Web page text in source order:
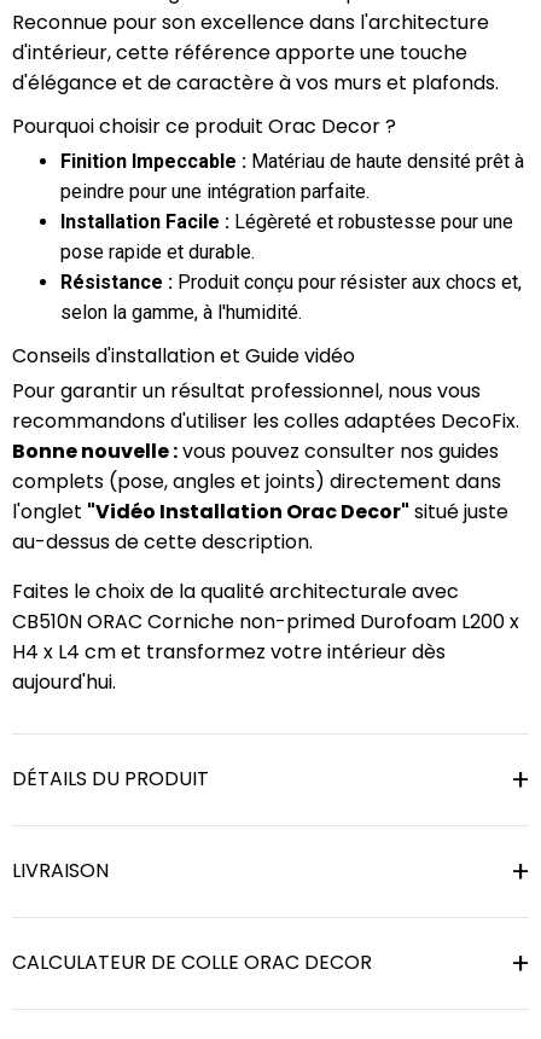
Reconnue pour son excellence dans l'architecture
d'intérieur, cette référence apporte une touche
d'élégance et de caractère à vos murs et plafonds.
Pourquoi choisir ce produit Orac Decor ?
Finition Impeccable : Matériau de haute densité prêt à
peindre pour une intégration parfaite.
Installation Facile : Légèreté et robustesse pour une
pose rapide et durable.
Résistance : Produit conçu pour résister aux chocs et,
selon la gamme, à l'humidité.
Conseils d'installation et Guide vidéo
Pour garantir un résultat professionnel, nous vous
recommandons d'utiliser les colles adaptées DecoFix.
Bonne nouvelle :vous pouvez consulter nos guides
complets (pose, angles et joints) directement dans
l'onglet "Vidéo Installation Orac Decor" situé juste
au-dessus de cette description.
Faites le choix de la qualité architecturale avec
CB510N ORAC Corniche non-primed Durofoam L200 x
H4 x L4 cm et transformez votre intérieur dès
aujourd'hui.
DÉTAILS DU PRODUIT
LIVRAISON
CALCULATEUR DE COLLE ORAC DECOR